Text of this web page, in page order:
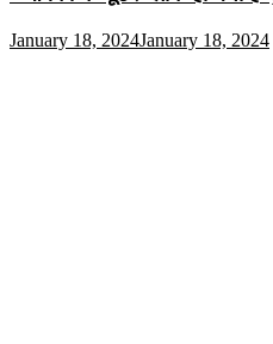
January 18, 2024January 18, 2024